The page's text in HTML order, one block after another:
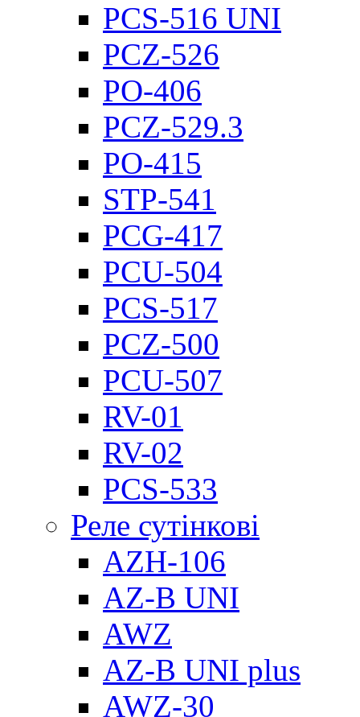
PCS-516 UNI
PCZ-526
PO-406
PCZ-529.3
PO-415
STP-541
PCG-417
PCU-504
PCS-517
PCZ-500
PCU-507
RV-01
RV-02
PCS-533
Реле сутінкові
AZH-106
AZ-B UNI
AWZ
AZ-B UNI plus
AWZ-30